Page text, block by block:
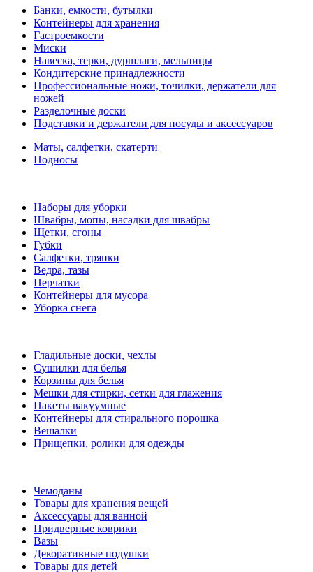
Банки, емкости, бутылки
Контейнеры для хранения
Гастроемкости
Миски
Навеска, терки, дуршлаги, мельницы
Кондитерские принадлежности
Профессиональные ножи, точилки, держатели для
ножей
Разделочные доски
Подставки и держатели для посуды и аксессуаров
Маты, салфетки, скатерти
Подносы
Наборы для уборки
Швабры, мопы, насадки для швабры
Щетки, сгоны
Губки
Салфетки, тряпки
Ведра, тазы
Перчатки
Контейнеры для мусора
Уборка снега
Гладильные доски, чехлы
Сушилки для белья
Корзины для белья
Мешки для стирки, сетки для глажения
Пакеты вакуумные
Контейнеры для стирального порошка
Вешалки
Прищепки, ролики для одежды
Чемоданы
Товары для хранения вещей
Аксессуары для ванной
Придверные коврики
Вазы
Декоративные подушки
Товары для детей